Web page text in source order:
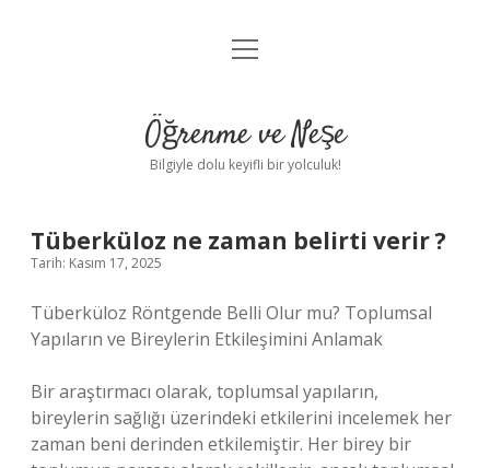
Anasayfa
Yasal Uyarı
menüyü
Öğrenme ve Neşe
Bilgiyle dolu keyifli bir yolculuk!
Tüberküloz ne zaman belirti verir ?
Tarih: Kasım 17, 2025
Tüberküloz Röntgende Belli Olur mu? Toplumsal
Yapıların ve Bireylerin Etkileşimini Anlamak
Bir araştırmacı olarak, toplumsal yapıların,
bireylerin sağlığı üzerindeki etkilerini incelemek her
zaman beni derinden etkilemiştir. Her birey bir